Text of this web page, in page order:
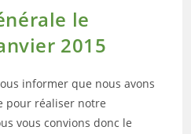
le
2015
informer que nous avons
pour réaliser notre
vous convions donc le